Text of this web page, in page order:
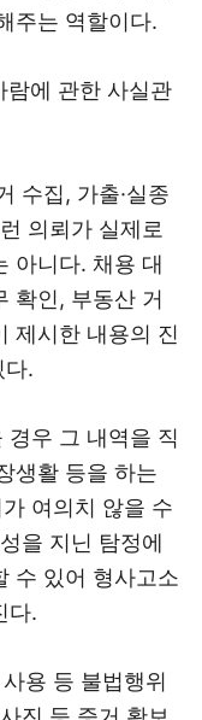
주는 역할이다.
람에 관한 사실관
수집, 가출·실종
의뢰가 실제로
아니다. 채용 대
확인, 부동산 거
제시한 내용의 진
다.
경우 그 내역을 직
생활 등을 하는
여의치 않을 수
을 지닌 탐정에
수 있어 형사고소
다.
용 등 불법행위